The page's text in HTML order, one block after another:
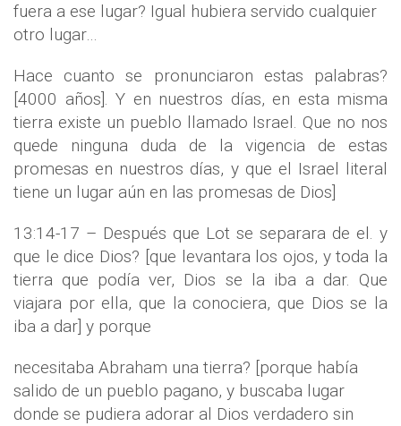
fuera a ese lugar? Igual hubiera servido cualquier
otro lugar…
Hace cuanto se pronunciaron estas palabras?
[4000 años]. Y en nuestros días, en esta misma
tierra existe un pueblo llamado Israel. Que no nos
quede ninguna duda de la vigencia de estas
promesas en nuestros días, y que el Israel literal
tiene un lugar aún en las promesas de Dios]
13:14-17 – Después que Lot se separara de el. y
que le dice Dios? [que levantara los ojos, y toda la
tierra que podía ver, Dios se la iba a dar. Que
viajara por ella, que la conociera, que Dios se la
iba a dar] y porque
necesitaba Abraham una tierra? [porque había
salido de un pueblo pagano, y buscaba lugar
donde se pudiera adorar al Dios verdadero sin